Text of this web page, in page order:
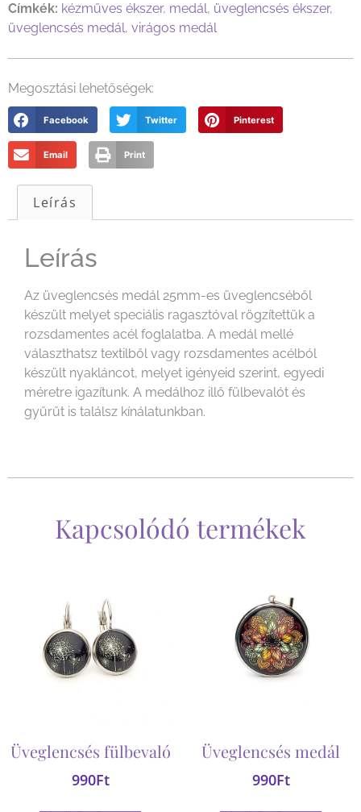
Címkék: kézműves ékszer, medál, üveglencsés ékszer,
üveglencsés medál, virágos medál
Megosztási lehetőségek:
Facebook Twitter Pinterest
Email Print
Leírás
Leírás
Az üveglencsés medál 25mm-es üveglencséből
készült melyet speciális ragasztóval rögzítettük a
rozsdamentes acél foglalatba. A medál mellé
választhatsz textilből vagy rozsdamentes acélból
készült nyakláncot, melyet igényeid szerint, egyedi
méretre igazítunk. A medálhoz illő fülbevalót és
gyűrűt is találsz kínálatunkban.
Kapcsolódó termékek
Üveglencsés fülbevaló
990Ft
Üveglencsés medál
990Ft